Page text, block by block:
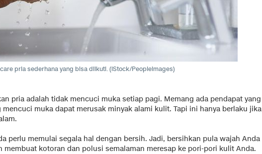
pria sederhana yang bisa diikuti. (iStock/Peopleimages)
pria adalah tidak mencuci muka setiap pagi. Memang ada pendapat yang
muka dapat merusak minyak alami kulit. Tapi ini hanya berlaku jika
perlu memulai segala hal dengan bersih. Jadi, bersihkan pula wajah Anda
membuat kotoran dan polusi semalaman meresap ke pori-pori kulit Anda.